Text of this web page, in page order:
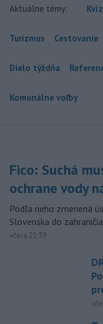
Aktuálne témy:
Turizmus Cestovanie
Dielo týždňa
Komunálne voľby
Fico: Suchá
ochrane vody
Podľa neho zmenená
Slovenska do
včera 21:39